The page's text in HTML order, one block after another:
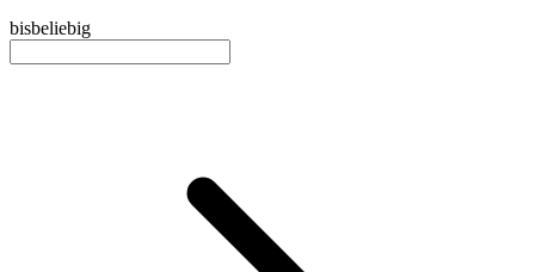
bisbeliebig